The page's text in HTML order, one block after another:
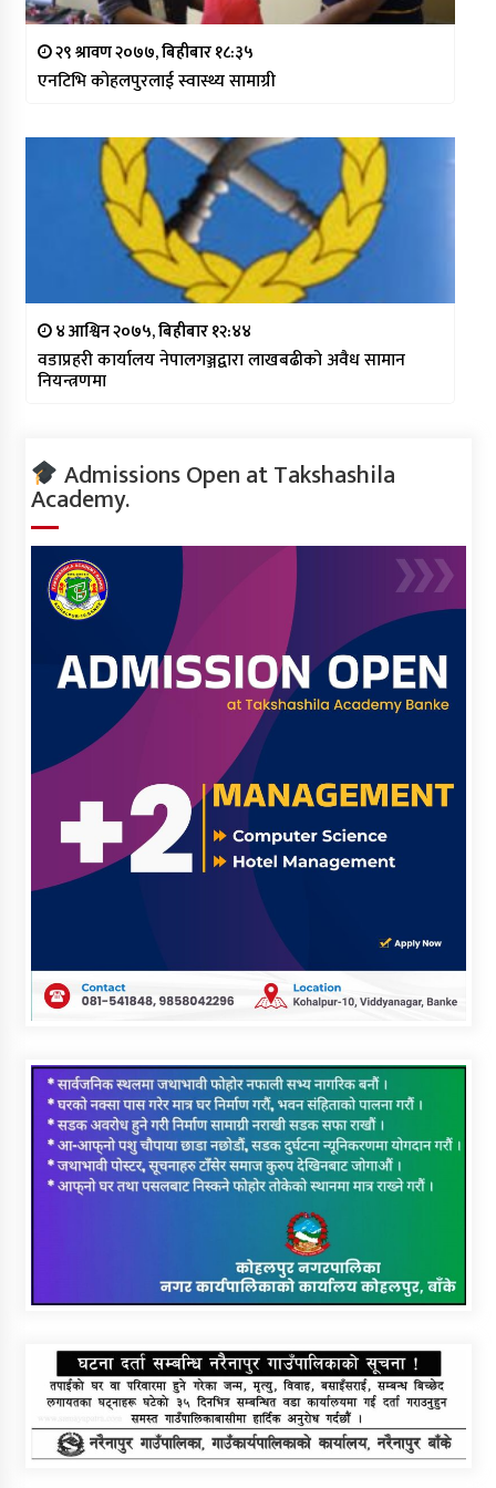
२९ श्रावण २०७७, बिहीबार १८:३५
एनटिभि कोहलपुरलाई स्वास्थ्य सामाग्री
४ आश्विन २०७५, बिहीबार १२:४४
वडाप्रहरी कार्यालय नेपालगञ्जद्वारा लाखबढीको अवैध सामान
नियन्त्रणमा
Admissions Open at Takshashila
Academy.